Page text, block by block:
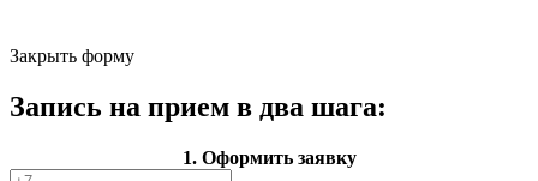
Закрыть форму
Запись на прием в два шага:
1. Оформить заявку